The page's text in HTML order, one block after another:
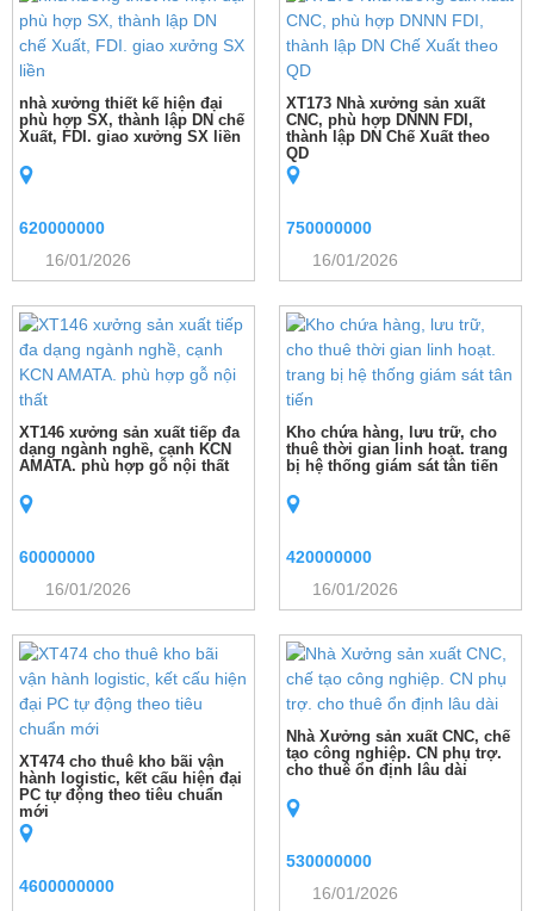
nhà xưởng thiết kế hiện đại
phù hợp SX, thành lập DN chế
Xuất, FDI. giao xưởng SX liền
620000000
16/01/2026
XT173 Nhà xưởng sản xuất
CNC, phù hợp DNNN FDI,
thành lập DN Chế Xuất theo
QD
750000000
16/01/2026
XT146 xưởng sản xuất tiếp đa
dạng ngành nghề, cạnh KCN
AMATA. phù hợp gỗ nội thất
60000000
16/01/2026
Kho chứa hàng, lưu trữ, cho
thuê thời gian linh hoạt. trang
bị hệ thống giám sát tân tiến
420000000
16/01/2026
XT474 cho thuê kho bãi vận
hành logistic, kết cấu hiện đại
PC tự động theo tiêu chuẩn
mới
4600000000
Nhà Xưởng sản xuất CNC, chế
tạo công nghiệp. CN phụ trợ.
cho thuê ổn định lâu dài
530000000
16/01/2026